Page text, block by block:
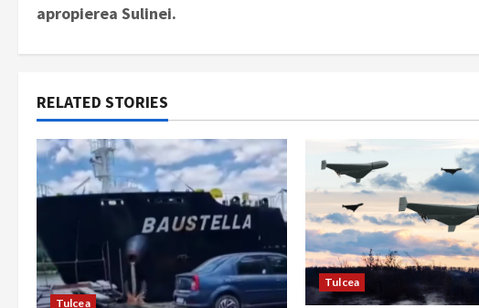
s
t
n
a
v
i
g
a
apropierea Sulinei.
RELATED STORIES
Tulcea
Tulcea